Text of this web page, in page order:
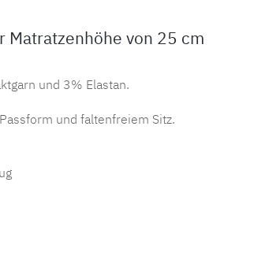
Matratzenhöhe von 25 cm
und 3% Elastan.
und faltenfreiem Sitz.